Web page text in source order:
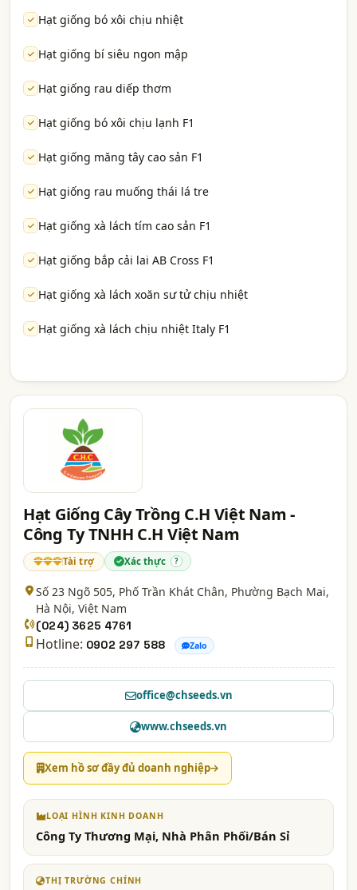
Hạt giống bó xôi chịu nhiệt
Hạt giống bí siêu ngon mập
Hạt giống rau diếp thơm
Hạt giống bó xôi chịu lạnh F1
Hạt giống măng tây cao sản F1
Hạt giống rau muống thái lá tre
Hạt giống xà lách tím cao sản F1
Hạt giống bắp cải lai AB Cross F1
Hạt giống xà lách xoăn sư tử chịu nhiệt
Hạt giống xà lách chịu nhiệt Italy F1
Hạt Giống Cây Trồng C.H Việt Nam -
Công Ty TNHH C.H Việt Nam
Tài trợ Xác thực ?
Số 23 Ngõ 505, Phố Trần Khát Chân, Phường Bạch Mai,
Hà Nội, Việt Nam
(024) 3625 4761
Hotline: 0902 297 588 Zalo
office@chseeds.vn
www.chseeds.vn
Xem hồ sơ đầy đủ doanh nghiệp
LOẠI HÌNH KINH DOANH
Công Ty Thương Mại, Nhà Phân Phối/Bán Sỉ
THỊ TRƯỜNG CHÍNH